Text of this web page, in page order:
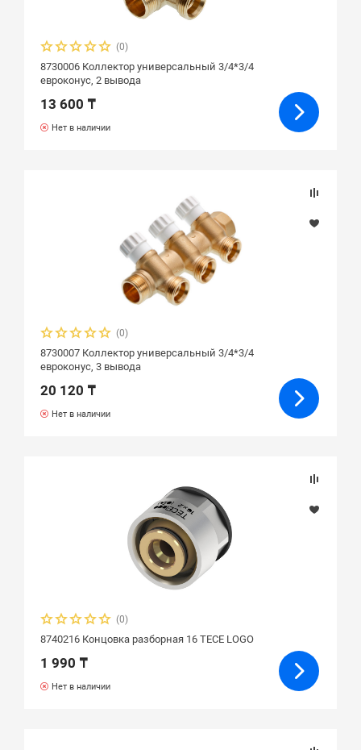
(0)
8730006 Коллектор универсальный 3/4*3/4
евроконус, 2 вывода
13 600 ₸
Нет в наличии
(0)
8730007 Коллектор универсальный 3/4*3/4
евроконус, 3 вывода
20 120 ₸
Нет в наличии
(0)
8740216 Концовка разборная 16 ТЕСЕ LOGO
1 990 ₸
Нет в наличии